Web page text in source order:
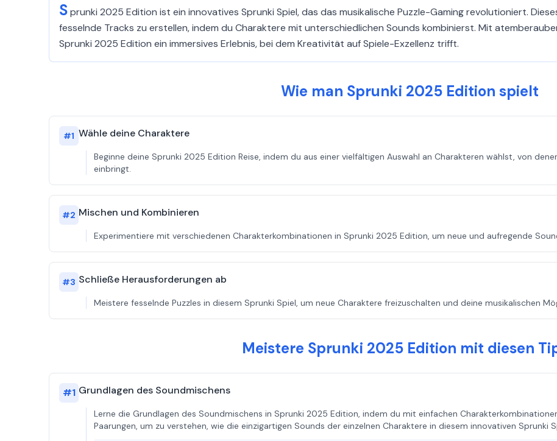
Sprunki 2025 Edition ist ein innovatives Sprunki Spiel, das das musikalische Puzzle-Gaming revolutioniert.
fesselnde Tracks zu erstellen, indem du Charaktere mit unterschiedlichen Sounds kombinierst. Mit
Sprunki 2025 Edition ein immersives Erlebnis, bei dem Kreativität auf Spiele-Exzellenz trifft.
Wie man Sprunki 2025 Edition spielt
#1 Wähle deine Charaktere
Beginne deine Sprunki 2025 Edition Reise, indem du aus einer vielfältigen Auswahl an Charakteren wählst, von
einbringt.
#2 Mischen und Kombinieren
Experimentiere mit verschiedenen Charakterkombinationen in Sprunki 2025 Edition, um neue und aufregende
#3 Schließe Herausforderungen ab
Meistere fesselnde Puzzles in diesem Sprunki Spiel, um neue Charaktere freizuschalten und deine musikalischen
Meistere Sprunki 2025 Edition mit diesen
#1 Grundlagen des Soundmischens
Lerne die Grundlagen des Soundmischens in Sprunki 2025 Edition, indem du mit einfachen
Paarungen, um zu verstehen, wie die einzigartigen Sounds der einzelnen Charaktere in diesem innovativen Sprunki